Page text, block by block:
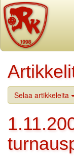
Selaa artikkeleita